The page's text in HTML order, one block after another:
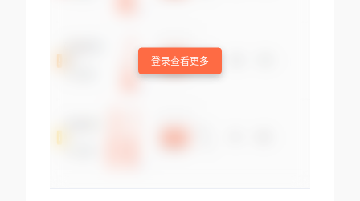
登录查看更多